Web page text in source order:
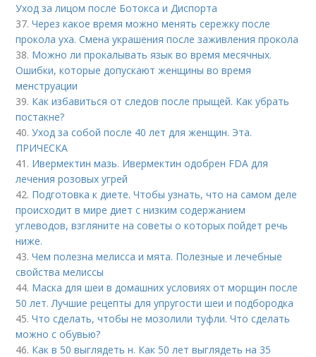
Уход за лицом после Ботокса и Диспорта
37.Через какое время можно менять сережку после
прокола уха. Смена украшения после заживления прокола
38. Можно ли прокалывать язык во время месячных.
Ошибки, которые допускают женщины во время
менструации
39. Как избавиться от следов после прыщей. Как убрать
постакне?
40.Уход за собой после 40 лет для женщин. Эта.
ПРИЧЕСКА
41. Ивермектин мазь. Ивермектин одобрен FDA для
лечения розовых угрей
42. Подготовка к диете. Чтобы узнать, что на самом деле
происходит в мире диет с низким содержанием
углеводов, взгляните на советы о которых пойдет речь
ниже.
43.Чем полезна мелисса и мята. Полезные и лечебные
свойства мелиссы
44. Маска для шеи в домашних условиях от морщин после
50 лет. Лучшие рецепты для упругости шеи и подбородка
45.Что сделать, чтобы не мозолили туфли. Что сделать
можно с обувью?
46. Как в 50 выглядеть н. Как 50 лет выглядеть на 35